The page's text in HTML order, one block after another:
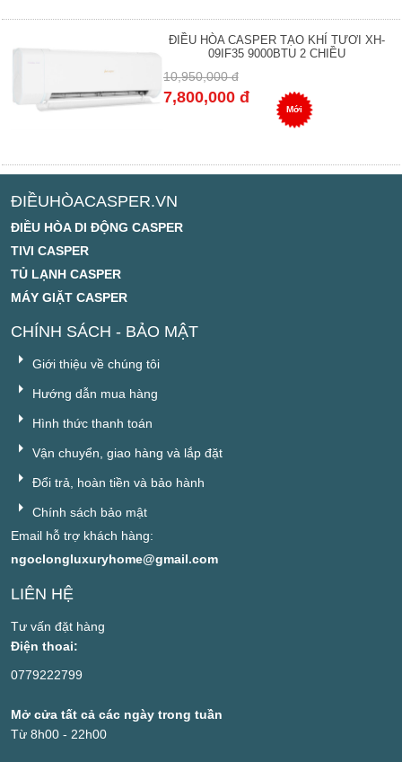
ĐIỀU HÒA CASPER TẠO KHÍ TƯƠI XH-
09IF35 9000BTU 2 CHIỀU
10,950,000 đ
7,800,000 đ
Mới
ĐIỀUHÒACASPER.VN
ĐIỀU HÒA DI ĐỘNG CASPER
TIVI CASPER
TỦ LẠNH CASPER
MÁY GIẶT CASPER
CHÍNH SÁCH - BẢO MẬT
Giới thiệu về chúng tôi
Hướng dẫn mua hàng
Hình thức thanh toán
Vận chuyển, giao hàng và lắp đặt
Đổi trả, hoàn tiền và bảo hành
Chính sách bảo mật
Email hỗ trợ khách hàng:
ngoclongluxuryhome@gmail.com
LIÊN HỆ
Tư vấn đặt hàng
Điện thoai:
0779222799
Mở cửa tất cả các ngày trong tuần
Từ 8h00 - 22h00